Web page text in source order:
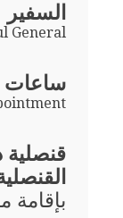
السفير
General
قنصلية
بإقامة